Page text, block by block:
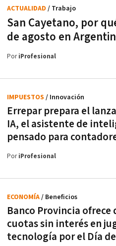
San Cayetano, por
de agosto en
ACTUALIDAD / Trabajo
PoriProfesional
Errepar prepara el
IA, el asistente de
pensado para
IMPUESTOS / Innovación
PoriProfesional
Banco Provincia ofrece
cuotas sin interés en
tecnología por el Día
ECONOMÍA/ Beneficios